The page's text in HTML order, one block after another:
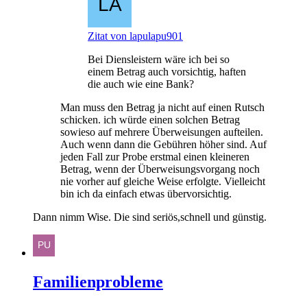
Zitat von lapulapu901
Bei Diensleistern wäre ich bei so
einem Betrag auch vorsichtig, haften
die auch wie eine Bank?
Man muss den Betrag ja nicht auf einen Rutsch
schicken. ich würde einen solchen Betrag
sowieso auf mehrere Überweisungen aufteilen.
Auch wenn dann die Gebühren höher sind. Auf
jeden Fall zur Probe erstmal einen kleineren
Betrag, wenn der Überweisungsvorgang noch
nie vorher auf gleiche Weise erfolgte. Vielleicht
bin ich da einfach etwas übervorsichtig.
Dann nimm Wise. Die sind seriös,schnell und günstig.
Familienprobleme